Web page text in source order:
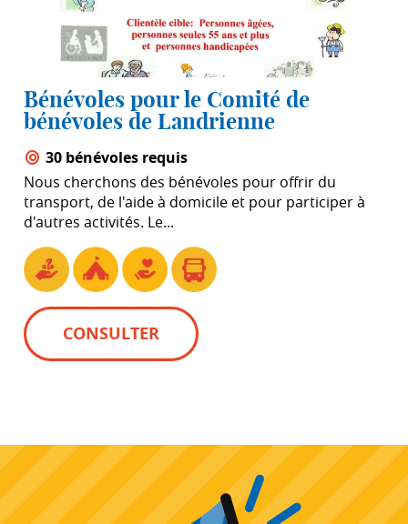
Bénévoles pour le Comité de
bénévoles de Landrienne
30 bénévoles requis
Nous cherchons des bénévoles pour offrir du
transport, de l'aide à domicile et pour participer à
d'autres activités. Le...
CONSULTER